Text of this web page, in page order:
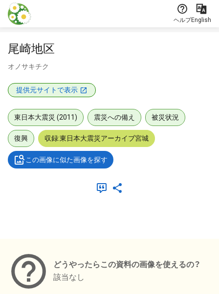
本文に飛ぶ
ヘルプEnglish
尾崎地区
オノサキチク
提供元サイトで表示
東日本大震災 (2011) 震災への備え 被災状況
復興 収録:東日本大震災アーカイブ宮城
この画像に似た画像を探す
どうやったらこの資料の画像を使えるの？
該当なし